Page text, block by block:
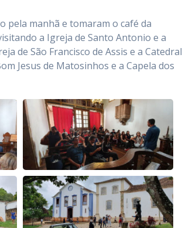
pela manhã e tomaram o café da
a Igreja de Santo Antonio e a
de São Francisco de Assis e a Catedral
Jesus de Matosinhos e a Capela dos